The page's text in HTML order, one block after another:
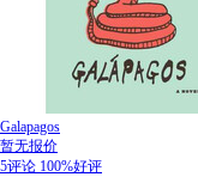
Galapagos
暂无报价
5评论 100%好评